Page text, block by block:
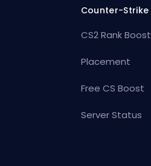
Counter-Strike
CS2 Rank Boost
Placement
Free CS Boost
Server Status